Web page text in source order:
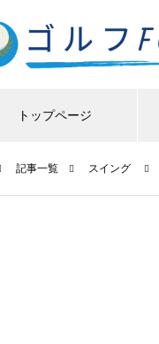
トップページ
記事一覧 スイング